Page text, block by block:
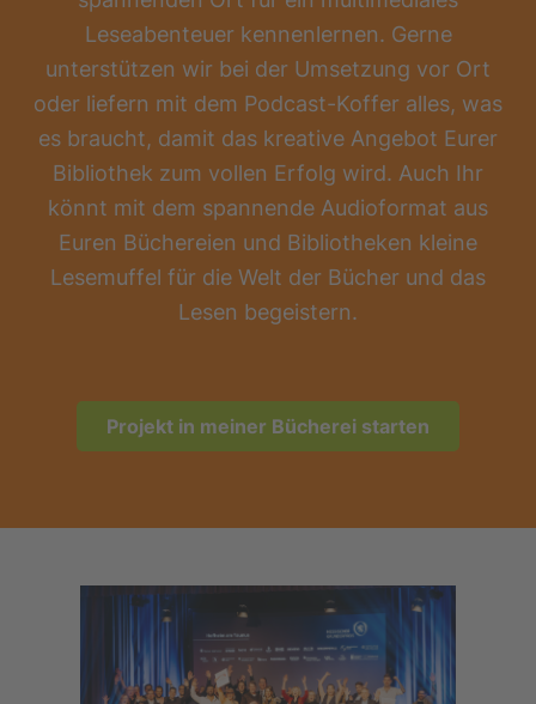
Leseabenteuer kennenlernen. Gerne
unterstützen wir bei der Umsetzung vor Ort
oder liefern mit dem Podcast-Koffer alles, was
es braucht, damit das kreative Angebot Eurer
Bibliothek zum vollen Erfolg wird. Auch Ihr
könnt mit dem spannende Audioformat aus
Euren Büchereien und Bibliotheken kleine
Lesemuffel für die Welt der Bücher und das
Lesen begeistern.
Projekt in meiner Bücherei starten